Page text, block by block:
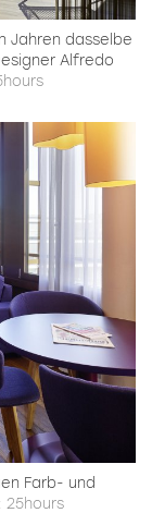
Jahren dasselbe
Alfredo
Farb- und
25hours